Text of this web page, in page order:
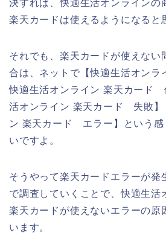
決すれば、快適生活オンラインの
楽天カードは使えるようになると
それでも、楽天カードが使えない
合は、ネットで【快適生活オンラ
快適生活オンライン 楽天カード
活オンライン 楽天カード 失敗】
ン 楽天カード エラー】という感
いですよ。
そうやって楽天カードエラーが発
で調査していくことで、快適生活
楽天カードが使えないエラーの原
います。